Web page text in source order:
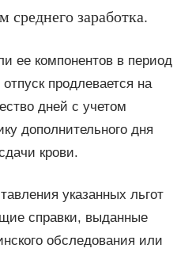
среднего заработка.
ее компонентов в период
продлевается на
дней с учетом
дополнительного дня
крови.
указанных льгот
справки, выданные
обследования или